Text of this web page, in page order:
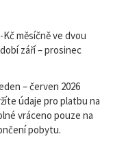
měsíčně ve dvou
září – prosinec
– červen 2026
údaje pro platbu na
vráceno pouze na
pobytu.